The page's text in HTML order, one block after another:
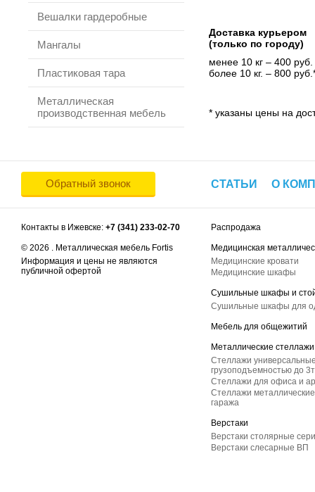
Вешалки гардеробные
Мангалы
Пластиковая тара
Металлическая
производственная мебель
Доставка курьером
(только по городу)
менее 10 кг – 400 руб.
более 10 кг. – 800
* указаны цены на
Обратный звонок СТАТЬИ О
Контакты в Ижевске: +7 (341) 233-02-70
© 2026 . Металлическая мебель Fortis
Информация и цены не являются
публичной офертой
Распродажа
Медицинская
Медицинские кровати
Медицинские шкафы
Сушильные шкафы и
Сушильные шкафы для
Мебель для общежитий
Металлические стеллажи
Стеллажи
грузоподъемностью до
Стеллажи для офиса и
Стеллажи
гаража
Верстаки
Верстаки столярные
Верстаки слесарные ВП